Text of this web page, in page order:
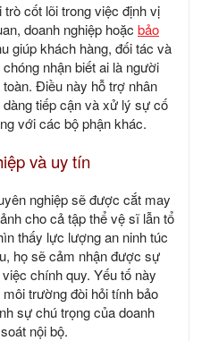
cốt lõi trong việc định vị
doanh nghiệp hoặc bảo
giúp khách hàng, đối tác và
nhận biết ai là người
Điều này hỗ trợ nhân
tiếp cận và xử lý sự cố
với các bộ phận khác.
và uy tín
nghiệpsẽ được cắt may
cho cả tập thể vệ sĩ lẫn tổ
thấy lực lượng an ninh túc
họ sẽ cảm nhận được sự
chính quy. Yếu tố này
trường đòi hỏi tính bảo
sự chú trọng của doanh
nội bộ.